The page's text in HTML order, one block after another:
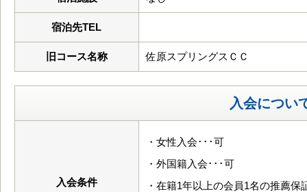
宿泊先TEL
旧コース名称 佐原スプリングスＣＣ
入会につい
入会条件
・女性入会･･･可
・外国籍入会･･･可
・在籍1年以上の会員1名の推薦